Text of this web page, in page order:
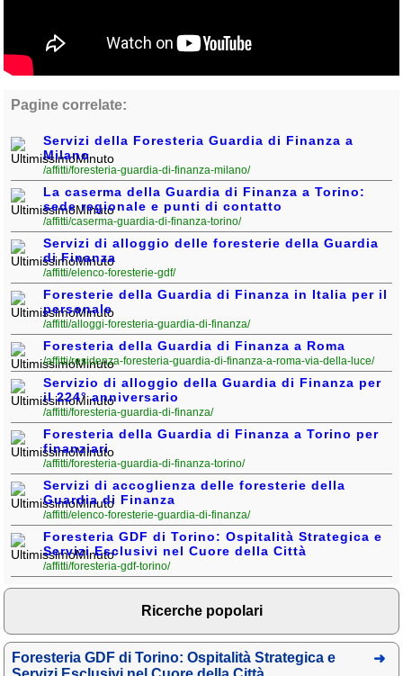
Pagine correlate:
Servizi della Foresteria Guardia di Finanza a
Milano
/affitti/foresteria-guardia-di-finanza-milano/
La caserma della Guardia di Finanza a Torino:
sede regionale e punti di contatto
/affitti/caserma-guardia-di-finanza-torino/
Servizi di alloggio delle foresterie della Guardia
di Finanza
/affitti/elenco-foresterie-gdf/
Foresterie della Guardia di Finanza in Italia per il
personale
/affitti/alloggi-foresteria-guardia-di-finanza/
Foresteria della Guardia di Finanza a Roma
/affitti/residenza-foresteria-guardia-di-finanza-a-roma-via-della-luce/
Servizio di alloggio della Guardia di Finanza per
il 224° anniversario
/affitti/foresteria-guardia-di-finanza/
Foresteria della Guardia di Finanza a Torino per
finanziari
/affitti/foresteria-guardia-di-finanza-torino/
Servizi di accoglienza delle foresterie della
Guardia di Finanza
/affitti/elenco-foresterie-guardia-di-finanza/
Foresteria GDF di Torino: Ospitalità Strategica e
Servizi Esclusivi nel Cuore della Città
/affitti/foresteria-gdf-torino/
Ricerche popolari
Foresteria GDF di Torino: Ospitalità Strategica e